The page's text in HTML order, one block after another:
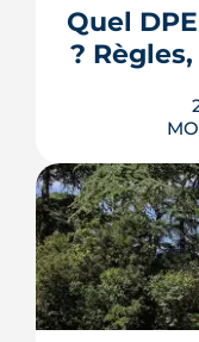
3e ville de
Quel
?
En 2026, un
au moins F
métropole,
2028. Le
reclasse des